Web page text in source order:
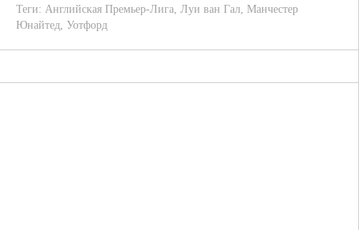
Теги: Английская Премьер-Лига, Луи ван Гал, Манчестер
Юнайтед, Уотфорд